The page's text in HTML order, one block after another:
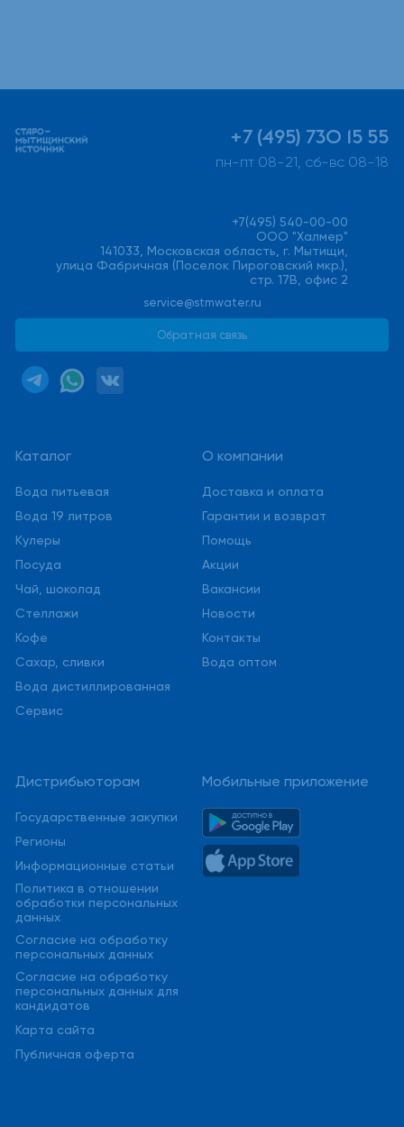
Каталог
Вода питьевая
Вода 19 литров
Кулеры
Посуда
Чай, шоколад
Стеллажи
Кофе
Сахар, сливки
Вода дистиллированная
Сервис
О компании
Доставка и оплата
Гарантии и возврат
Помощь
Акции
Вакансии
Новости
Контакты
Вода оптом
Дистрибьюторам
Государственные закупки
Регионы
Информационные статьи
Политика в отношении
обработки персональных
данных
Cогласие на обработку
персональных данных
Cогласие на обработку
персональных данных для
кандидатов
Карта сайта
Публичная оферта
Мобильные приложение
+7 (495) 730 15 55
пн-пт 08-21, сб-вс 08-18
+7(495) 540-00-00
ООО "Халмер"
141033, Московская область, г. Мытищи,
улица Фабричная (Поселок Пироговский мкр.),
стр. 17В, офис 2
service@stmwater.ru
Обратная связь